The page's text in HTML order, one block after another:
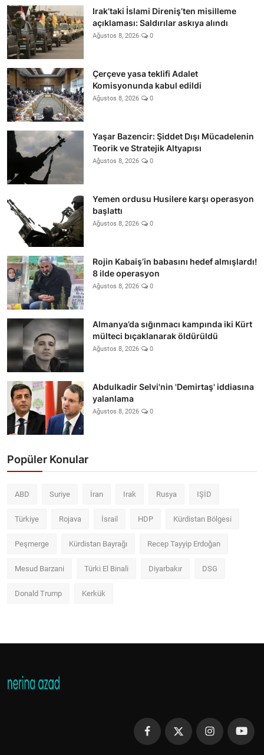
Irak’taki İslami Direniş’ten misilleme
açıklaması: Saldırılar askıya alındı
Ağustos 8, 2026 0
Çerçeve yasa teklifi Adalet
Komisyonunda kabul edildi
Ağustos 8, 2026 0
Yaşar Bazencir: Şiddet Dışı Mücadelenin
Teorik ve Stratejik Altyapısı
Ağustos 8, 2026 0
Yemen ordusu Husilere karşı operasyon
başlattı
Ağustos 8, 2026 0
Rojin Kabaiş’in babasını hedef almışlardı!
8 ilde operasyon
Ağustos 8, 2026 0
Almanya’da sığınmacı kampında iki Kürt
mülteci bıçaklanarak öldürüldü
Ağustos 8, 2026 0
Abdulkadir Selvi'nin 'Demirtaş' iddiasına
yalanlama
Ağustos 8, 2026 0
Popüler Konular
ABD Suriye İran Irak Rusya IŞİD
Türkiye Rojava İsrail HDP Kürdistan Bölgesi
Peşmerge Kürdistan Bayrağı Recep Tayyip Erdoğan
Mesud Barzani Türki El Binali Diyarbakır DSG
Donald Trump Kerkük